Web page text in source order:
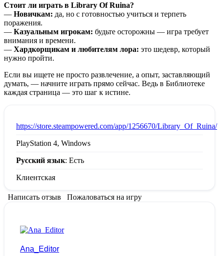
Стоит ли играть в Library Of Ruina?
— Новичкам: да, но с готовностью учиться и терпеть
поражения.
— Казуальным игрокам: будьте осторожны — игра требует
внимания и времени.
— Хардкорщикам и любителям лора: это шедевр, который
нужно пройти.
Если вы ищете не просто развлечение, а опыт, заставляющий
думать, — начните играть прямо сейчас. Ведь в Библиотеке
каждая страница — это шаг к истине.
https://store.steampowered.com/app/1256670/Library_Of_Ruina/
PlayStation 4, Windows
Русский язык: Есть
Клиентская
Написать отзыв Пожаловаться на игру
Ana_Editor